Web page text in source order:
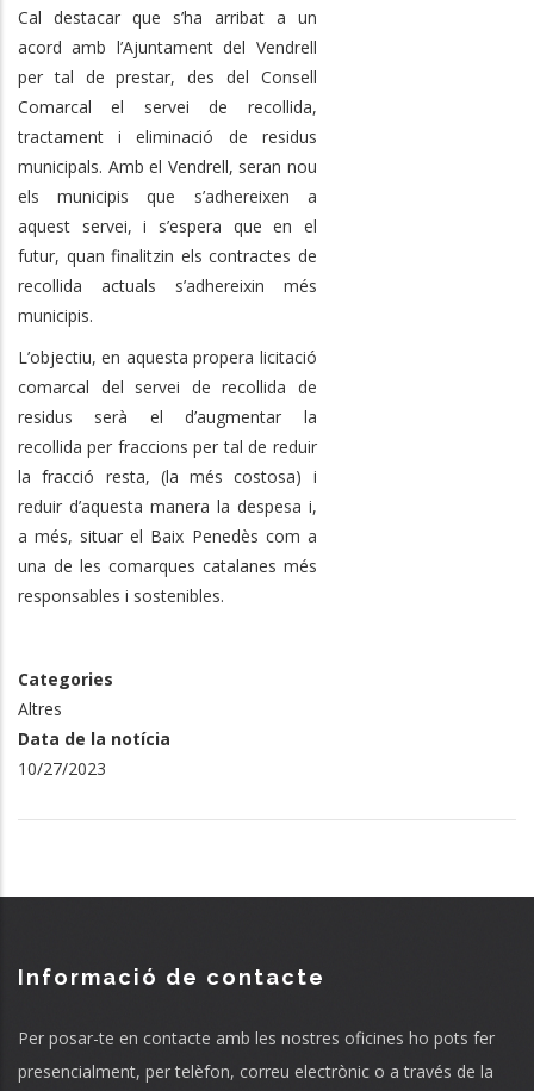
Cal destacar que s’ha arribat a un
acord amb l’Ajuntament del Vendrell
per tal de prestar, des del Consell
Comarcal el servei de recollida,
tractament i eliminació de residus
municipals. Amb el Vendrell, seran nou
els municipis que s’adhereixen a
aquest servei, i s’espera que en el
futur, quan finalitzin els contractes de
recollida actuals s’adhereixin més
municipis.
L’objectiu, en aquesta propera licitació
comarcal del servei de recollida de
residus serà el d’augmentar la
recollida per fraccions per tal de reduir
la fracció resta, (la més costosa) i
reduir d’aquesta manera la despesa i,
a més, situar el Baix Penedès com a
una de les comarques catalanes més
responsables i sostenibles.
Categories
Altres
Data de la notícia
10/27/2023
Informació de contacte
Per posar-te en contacte amb les nostres oficines ho pots fer
presencialment, per telèfon, correu electrònic o a través de la